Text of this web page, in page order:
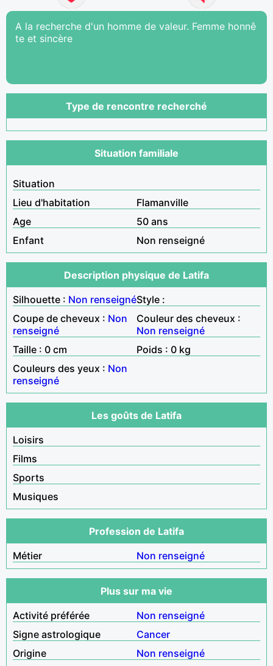
A la recherche d'un homme de valeur. Femme honnê
te et sincère
Type de rencontre recherché
Situation familiale
Situation
Lieu d'habitation
Flamanville
Age
50 ans
Enfant
Non renseigné
Description physique de Latifa
Silhouette : Non renseignéStyle :
Coupe de cheveux : Non
renseigné
Couleur des cheveux :
Non renseigné
Taille : 0 cm
Poids : 0 kg
Couleurs des yeux : Non
renseigné
Les goûts de Latifa
Loisirs
Films
Sports
Musiques
Profession de Latifa
Métier
Non renseigné
Plus sur ma vie
Activité préférée
Non renseigné
Signe astrologique
Cancer
Origine
Non renseigné